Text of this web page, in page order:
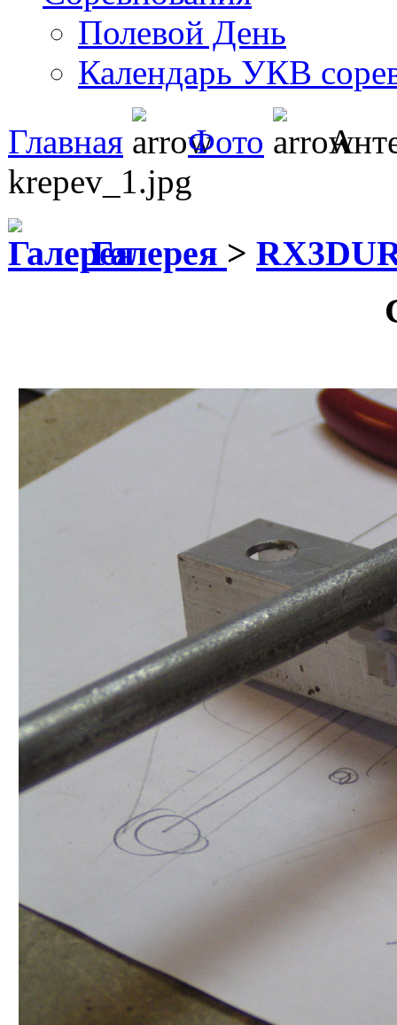
Полевой День
Календарь УКВ
Главная
Фото
krepev_1.jpg
Галерея >